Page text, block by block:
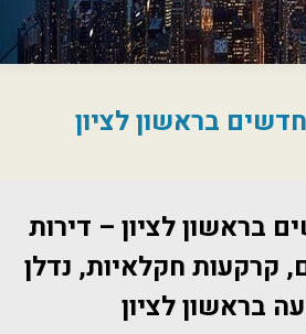
בראשון לציון
בראשון לציון – דירות
קרקעות חקלאיות, נדלן
בראשון לציון